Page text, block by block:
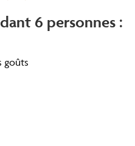
6 personnes :
goûts